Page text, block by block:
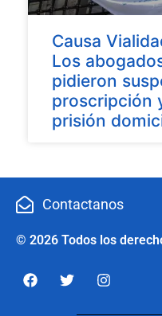
Causa
Los
pidieron
proscripción
prisión
Contactanos
© 2026 Todos los